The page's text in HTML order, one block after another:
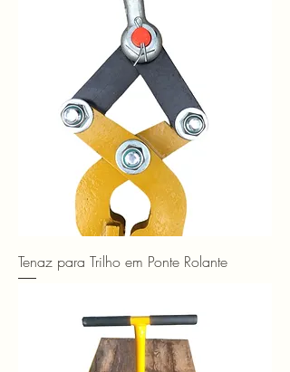
Tenaz para Trilho em Ponte Rolante